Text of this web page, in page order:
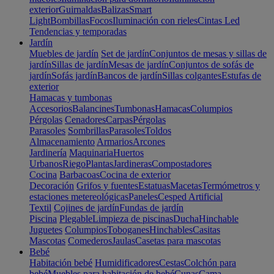
exteriorGuirnaldasBalizasSmart
LightBombillasFocosIluminación con rielesCintas Led
Tendencias y temporadas
Jardín
Muebles de jardín Set de jardínConjuntos de mesas y sillas de
jardínSillas de jardínMesas de jardínConjuntos de sofás de
jardínSofás jardínBancos de jardínSillas colgantesEstufas de
exterior
Hamacas y tumbonas
AccesoriosBalancinesTumbonasHamacasColumpios
Pérgolas CenadoresCarpasPérgolas
Parasoles SombrillasParasolesToldos
Almacenamiento ArmariosArcones
Jardinería MaquinariaHuertos
UrbanosRiegoPlantasJardinerasCompostadores
Cocina BarbacoasCocina de exterior
Decoración Grifos y fuentesEstatuasMacetasTermómetros y
estaciones metereológicasPanelesCesped Artificial
Textil Cojines de jardínFundas de jardín
Piscina PlegableLimpieza de piscinasDuchaHinchable
Juguetes ColumpiosToboganesHinchablesCasitas
Mascotas ComederosJaulasCasetas para mascotas
Bebé
Habitación bebé HumidificadoresCestasColchón para